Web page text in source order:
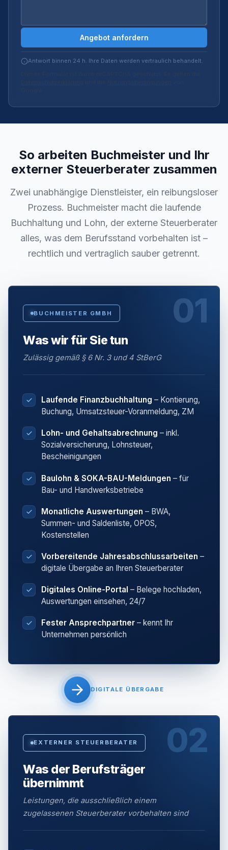
Angebot anfordern
Antwort binnen 24 h. Ihre Daten werden vertraulich behandelt.
So arbeiten Buchmeister und Ihr
externer Steuerberater zusammen
Zwei unabhängige Dienstleister, ein reibungsloser
Prozess. Buchmeister macht die laufende
Buchhaltung und Lohn, der externe Steuerberater
alles, was dem Berufsstand vorbehalten ist –
rechtlich und vertraglich sauber getrennt.
01
BUCHMEISTER GMBH
Was wir für Sie tun
Zulässig gemäß § 6 Nr. 3 und 4 StBerG
Laufende Finanzbuchhaltung – Kontierung,
Buchung, Umsatzsteuer-Voranmeldung, ZM
Lohn- und Gehaltsabrechnung – inkl.
Sozialversicherung, Lohnsteuer,
Bescheinigungen
Baulohn & SOKA-BAU-Meldungen – für
Bau- und Handwerksbetriebe
Monatliche Auswertungen – BWA,
Summen- und Saldenliste, OPOS,
Kostenstellen
Vorbereitende Jahresabschlussarbeiten –
digitale Übergabe an Ihren Steuerberater
Digitales Online-Portal – Belege hochladen,
Auswertungen einsehen, 24/7
Fester Ansprechpartner – kennt Ihr
Unternehmen persönlich
DIGITALE ÜBERGABE
02
EXTERNER STEUERBERATER
Was der Berufsträger
übernimmt
Leistungen, die ausschließlich einem
zugelassenen Steuerberater vorbehalten sind